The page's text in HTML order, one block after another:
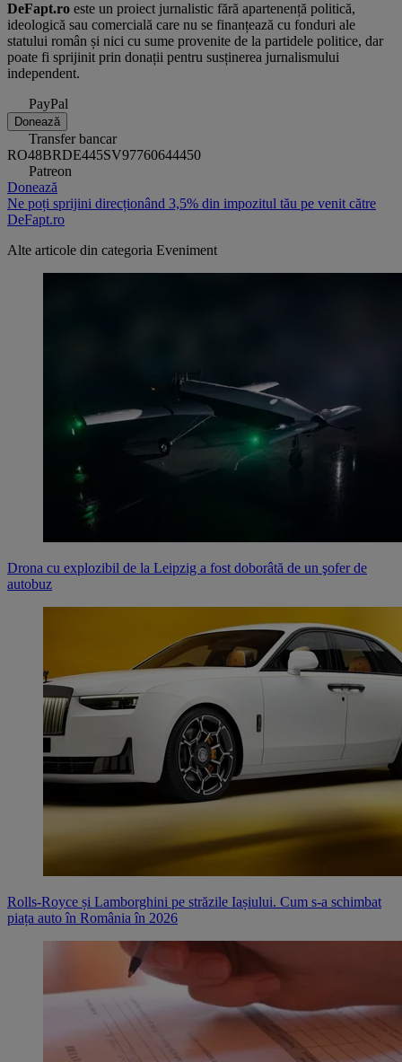
DeFapt.ro este un proiect jurnalistic fără apartenență politică,
ideologică sau comercială care nu se finanțează cu fonduri ale
statului român și nici cu sume provenite de la partidele politice, dar
poate fi sprijinit prin donații pentru susținerea jurnalismului
independent.
PayPal
Donează
Transfer bancar
RO48BRDE445SV97760644450
Patreon
Donează
Ne poți sprijini direcționând 3,5% din impozitul tău pe venit către
DeFapt.ro
Alte articole din categoria Eveniment
Drona cu explozibil de la Leipzig a fost doborâtă de un şofer de
autobuz
Rolls-Royce și Lamborghini pe străzile Iașiului. Cum s-a schimbat
piața auto în România în 2026